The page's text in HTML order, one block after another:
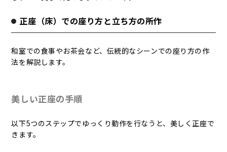
正座（床）での座り方と立ち方の所作
和室での食事やお茶会など、伝統的なシーンでの座り方の作
法を解説します。
美しい正座の手順
以下5つのステップでゆっくり動作を行なうと、美しく正座で
きます。